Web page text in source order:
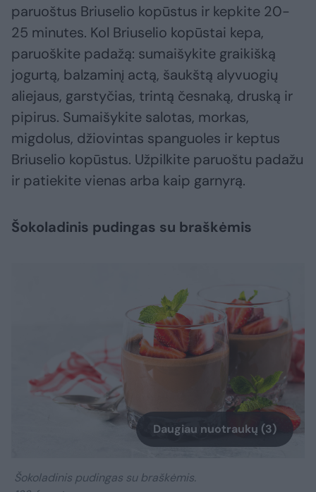
paruoštus Briuselio kopūstus ir kepkite 20-
25 minutes. Kol Briuselio kopūstai kepa,
paruoškite padažą: sumaišykite graikišką
jogurtą, balzaminį actą, šaukštą alyvuogių
aliejaus, garstyčias, trintą česnaką, druską ir
pipirus. Sumaišykite salotas, morkas,
migdolus, džiovintas spanguoles ir keptus
Briuselio kopūstus. Užpilkite paruoštu padažu
ir patiekite vienas arba kaip garnyrą.
Šokoladinis pudingas su braškėmis
Daugiau nuotraukų (3)
Šokoladinis pudingas su braškėmis.